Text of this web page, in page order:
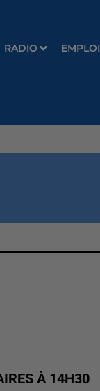
RADIO EMPLOI
À 14H30